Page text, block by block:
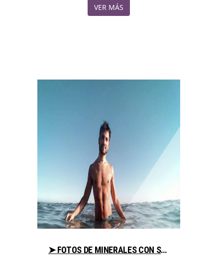
VER MÁS
➤ FOTOS DE MINERALES CON SUS NOMBRES CONSEJOS AL COMPRAR EN LIBRERIAESOTERICA.NET